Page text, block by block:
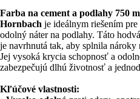
Farba na cement a podlahy 750
Hornbach je ideálnym riešením
odolný náter na podlahy. Táto
je navrhnutá tak, aby splnila nároky
Jej vysoká krycia schopnosť a
zabezpečujú dlhú životnosť a
Kľúčové vlastnosti: